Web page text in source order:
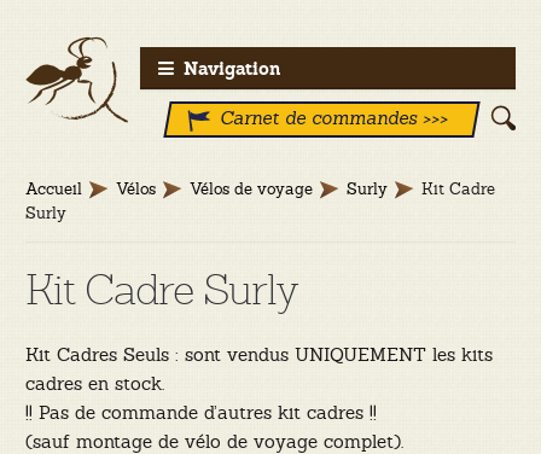
Aller
à
Aller
au
contenu
Navigation
Carnet de commandes >>>
Accueil Vélos Vélos de voyage Surly
Kit Cadre
Surly
Kit Cadre Surly
Kit Cadres Seuls : sont vendus UNIQUEMENT les kits
cadres en stock.
!! Pas de commande d’autres kit cadres !!
(sauf montage de vélo de voyage complet).